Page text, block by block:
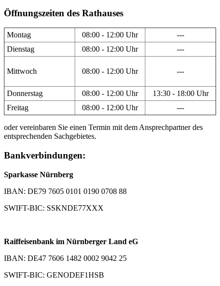
Öffnungszeiten des Rathauses
Montag 08:00 - 12:00 Uhr
---
Dienstag
08:00 - 12:00 Uhr ---
Mittwoch 08:00 - 12:00 Uhr ---
Donnerstag 08:00 - 12:00 Uhr
13:30 - 18:00 Uhr
Freitag
08:00 - 12:00 Uhr ---
oder vereinbaren Sie einen Termin mit dem Ansprechpartner des
entsprechenden Sachgebietes.
Bankverbindungen:
Sparkasse Nürnberg
IBAN: DE79 7605 0101 0190 0708 88
SWIFT-BIC: SSKNDE77XXX
Raiffeisenbank im Nürnberger Land eG
IBAN: DE47 7606 1482 0002 9042 25
SWIFT-BIC: GENODEF1HSB